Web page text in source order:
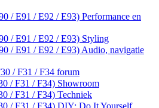
/ E91 / E92 / E93) Performance en
/ E91 / E92 / E93) Styling
/ E91 / E92 / E93) Audio, navigatie
/ F31 / F34 forum
/ F31 / F34) Showroom
/ F31 / F34) Techniek
/ F31 / F34) DIY: Do It Yourself